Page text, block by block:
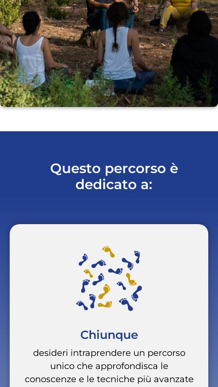
Questo percorso è
dedicato a:
Chiunque
desideri intraprendere un percorso
unico che approfondisca le
conoscenze e le tecniche più avanzate